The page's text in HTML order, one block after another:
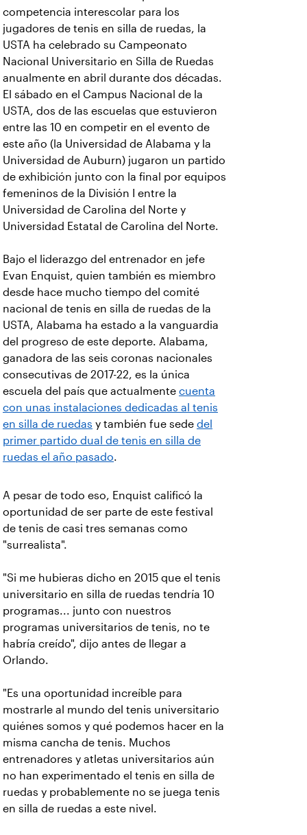
competencia interescolar para los
jugadores de tenis en silla de ruedas, la
USTA ha celebrado su Campeonato
Nacional Universitario en Silla de Ruedas
anualmente en abril durante dos décadas.
El sábado en el Campus Nacional de la
USTA, dos de las escuelas que estuvieron
entre las 10 en competir en el evento de
este año (la Universidad de Alabama y la
Universidad de Auburn) jugaron un partido
de exhibición junto con la final por equipos
femeninos de la División I entre la
Universidad de Carolina del Norte y
Universidad Estatal de Carolina del Norte.
Bajo el liderazgo del entrenador en jefe
Evan Enquist, quien también es miembro
desde hace mucho tiempo del comité
nacional de tenis en silla de ruedas de la
USTA, Alabama ha estado a la vanguardia
del progreso de este deporte. Alabama,
ganadora de las seis coronas nacionales
consecutivas de 2017-22, es la única
escuela del país que actualmente cuenta
con unas instalaciones dedicadas al tenis
en silla de ruedas y también fue sede del
primer partido dual de tenis en silla de
ruedas el año pasado.
A pesar de todo eso, Enquist calificó la
oportunidad de ser parte de este festival
de tenis de casi tres semanas como
"surrealista".
"Si me hubieras dicho en 2015 que el tenis
universitario en silla de ruedas tendría 10
programas... junto con nuestros
programas universitarios de tenis, no te
habría creído", dijo antes de llegar a
Orlando.
"Es una oportunidad increíble para
mostrarle al mundo del tenis universitario
quiénes somos y qué podemos hacer en la
misma cancha de tenis. Muchos
entrenadores y atletas universitarios aún
no han experimentado el tenis en silla de
ruedas y probablemente no se juega tenis
en silla de ruedas a este nivel.